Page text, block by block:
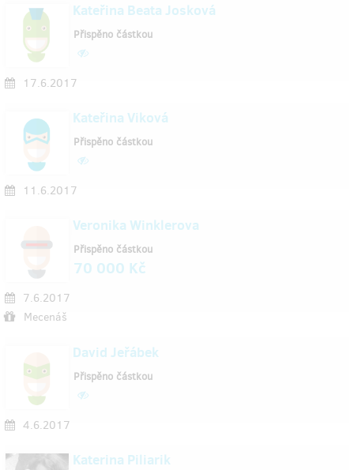
Kateřina Beata Josková
17.6.2017
Přispěno částkou
Kateřina Viková
11.6.2017
Přispěno částkou
Veronika Winklerova
7.6.2017
Mecenáš
Přispěno částkou
70 000 Kč
David Jeřábek
4.6.2017
Přispěno částkou
Katerina Piliarik